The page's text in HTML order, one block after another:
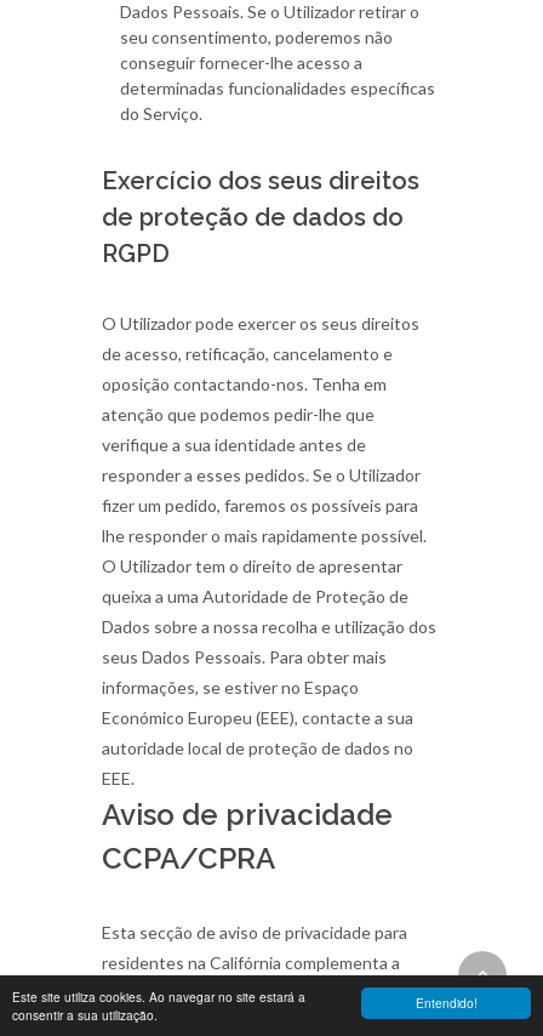
Entendido!
Este site utiliza cookies. Ao navegar no site estará a
consentir a sua utilização.
Dados Pessoais. Se o Utilizador retirar o
seu consentimento, poderemos não
conseguir fornecer-lhe acesso a
determinadas funcionalidades específicas
do Serviço.
Exercício dos seus direitos
de proteção de dados do
RGPD
O Utilizador pode exercer os seus direitos
de acesso, retificação, cancelamento e
oposição contactando-nos. Tenha em
atenção que podemos pedir-lhe que
verifique a sua identidade antes de
responder a esses pedidos. Se o Utilizador
fizer um pedido, faremos os possíveis para
lhe responder o mais rapidamente possível.
O Utilizador tem o direito de apresentar
queixa a uma Autoridade de Proteção de
Dados sobre a nossa recolha e utilização dos
seus Dados Pessoais. Para obter mais
informações, se estiver no Espaço
Económico Europeu (EEE), contacte a sua
autoridade local de proteção de dados no
EEE.
Aviso de privacidade
CCPA/CPRA
Esta secção de aviso de privacidade para
residentes na Califórnia complementa a
informação contida na Nossa Política de
Privacidade e aplica-se exclusivamente a